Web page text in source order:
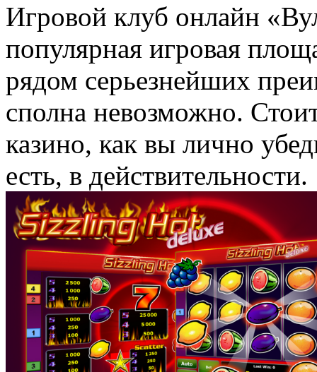
Игровой клуб онлайн
популярная игровая
рядом серьезнейших
сполна невозможно.
казино, как вы лично
есть, в действительности.